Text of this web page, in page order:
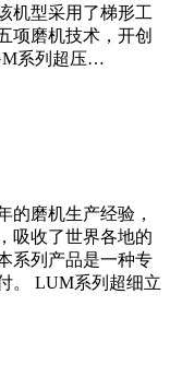
机型采用了梯形工
项磨机技术，开创
系列超压…
的磨机生产经验，
吸收了世界各地的
系列产品是一种专
。 LUM系列超细立